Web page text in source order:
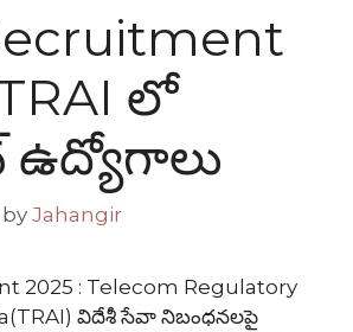
లో
ఉద్యోగాలు
by Jahangir
2025 : Telecom Regulatory
విదేశీ సేవా నిబంధనలపై